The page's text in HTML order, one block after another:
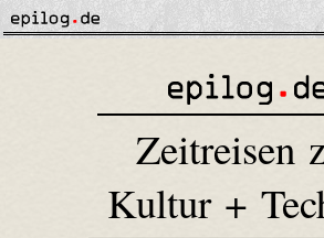
Zeitreisen
Kultur +